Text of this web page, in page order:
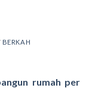
BERKAH
rumah per